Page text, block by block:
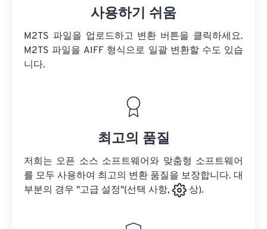
사용하기 쉬움
M2TS 파일을 업로드하고 변환 버튼을 클릭하세요.
M2TS 파일을 AIFF 형식으로 일괄 변환할 수도 있습
니다.
최고의 품질
저희는 오픈 소스 소프트웨어와 맞춤형 소프트웨어
를 모두 사용하여 최고의 변환 품질을 보장합니다. 대
부분의 경우 "고급 설정"(선택 사항,
상).